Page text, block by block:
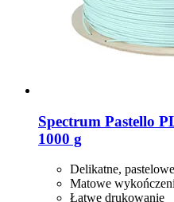
Spectrum Pastello
1000 g
Delikatne,
Matowe
Łatwe drukowanie